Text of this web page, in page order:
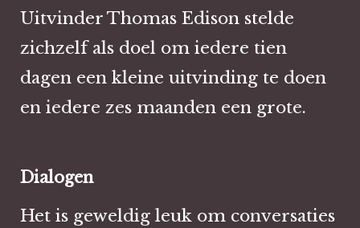
Uitvinder Thomas Edison stelde
zichzelf als doel om iedere tien
dagen een kleine uitvinding te doen
en iedere zes maanden een grote.
Dialogen
Het is geweldig leuk om conversaties